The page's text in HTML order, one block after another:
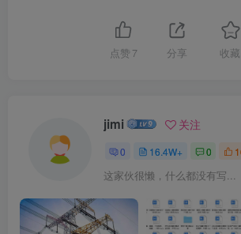
点赞 7 分享 收藏
jimi 关注
0 16.4W+ 0
这家伙很懒，什么都没有写...